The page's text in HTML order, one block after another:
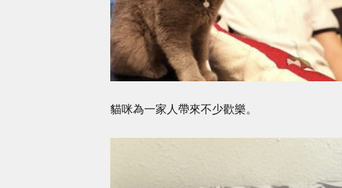
貓咪為一家人帶來不少歡樂。